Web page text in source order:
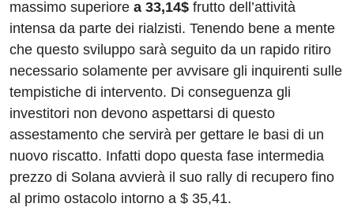
massimo superiore a 33,14$ frutto dell’attività
intensa da parte dei rialzisti. Tenendo bene a mente
che questo sviluppo sarà seguito da un rapido ritiro
necessario solamente per avvisare gli inquirenti sulle
tempistiche di intervento. Di conseguenza gli
investitori non devono aspettarsi di questo
assestamento che servirà per gettare le basi di un
nuovo riscatto. Infatti dopo questa fase intermedia
prezzo di Solana avvierà il suo rally di recupero fino
al primo ostacolo intorno a $ 35,41.